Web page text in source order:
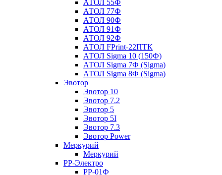
АТОЛ 55Ф
АТОЛ 77Ф
АТОЛ 90Ф
АТОЛ 91Ф
АТОЛ 92Ф
АТОЛ FPrint-22ПТК
АТОЛ Sigma 10 (150Ф)
АТОЛ Sigma 7Ф (Sigma)
АТОЛ Sigma 8Ф (Sigma)
Эвотор
Эвотор 10
Эвотор 7.2
Эвотор 5
Эвотор 5I
Эвотор 7.3
Эвотор Power
Меркурий
Меркурий
РР-Электро
РР-01Ф